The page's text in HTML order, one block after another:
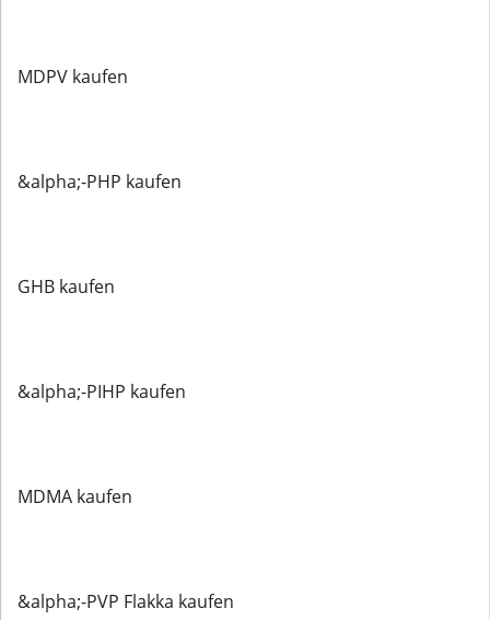
MDPV kaufen
&alpha;-PHP kaufen
GHB kaufen
&alpha;-PIHP kaufen
MDMA kaufen
&alpha;-PVP Flakka kaufen